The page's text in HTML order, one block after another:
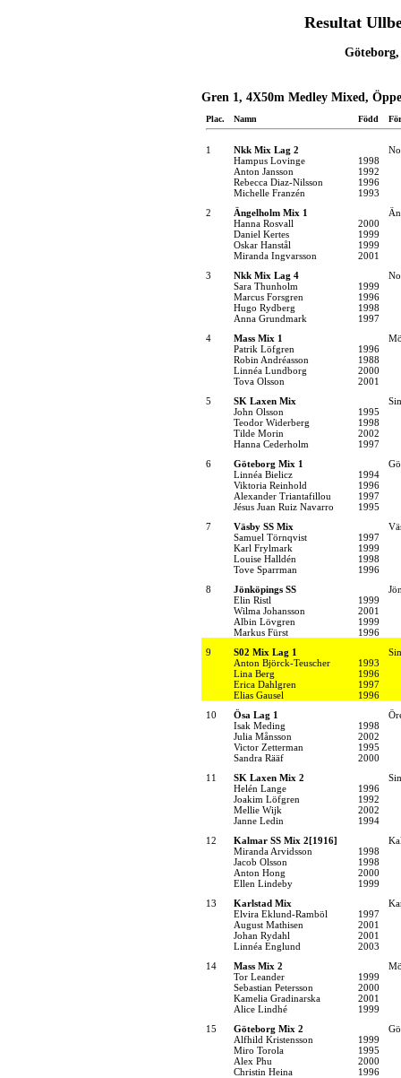
Resultat
Göteborg,
Gren 1, 4X50m Medley Mixed,
Plac. Namn Född
1 Nkk Mix Lag 2
Hampus Lovinge
1998
Anton Jansson
1992
Rebecca Diaz-Nilsson
1996
Michelle Franzén
1993
2
Ängelholm Mix 1
Hanna Rosvall
2000
Daniel Kertes
1999
Oskar Hanstål
1999
Miranda Ingvarsson
2001
3
Nkk Mix Lag 4
Sara Thunholm
1999
Marcus Forsgren
1996
Hugo Rydberg
1998
Anna Grundmark
1997
4
Mass Mix 1
Patrik Löfgren
1996
Robin Andréasson
1988
Linnéa Lundborg
2000
Tova Olsson
2001
5
SK Laxen Mix
John Olsson
1995
Teodor Widerberg
1998
Tilde Morin
2002
Hanna Cederholm
1997
6
Göteborg Mix 1
Linnéa Bielicz
1994
Viktoria Reinhold
1996
Alexander Triantafillou
1997
Jésus Juan Ruiz Navarro
1995
7
Väsby SS Mix
Samuel Törnqvist
1997
Karl Frylmark
1999
Louise Halldén
1998
Tove Sparrman
1996
8
Jönköpings SS
Elin Ristl
1999
Wilma Johansson
2001
Albin Lövgren
1999
Markus Fürst
1996
9
S02 Mix Lag 1
Anton Björck-Teuscher
1993
Lina Berg
1996
Erica Dahlgren
1997
Elias Gausel
1996
10
Ösa Lag 1
Isak Meding
1998
Julia Månsson
2002
Victor Zetterman
1995
Sandra Rääf
2000
11
SK Laxen Mix 2
Helén Lange
1996
Joakim Löfgren
1992
Mellie Wijk
2002
Janne Ledin
1994
12
Kalmar SS Mix 2[1916]
Miranda Arvidsson
1998
Jacob Olsson
1998
Anton Hong
2000
Ellen Lindeby
1999
13
Karlstad Mix
Elvira Eklund-Ramböl
1997
August Mathisen
2001
Johan Rydahl
2001
Linnéa Englund
2003
14
Mass Mix 2
Tor Leander
1999
Sebastian Petersson
2000
Kamelia Gradinarska
2001
Alice Lindhé
1999
15
Göteborg Mix 2
Alfhild Kristensson
1999
Miro Torola
1995
Alex Phu
2000
Christin Heina
1996